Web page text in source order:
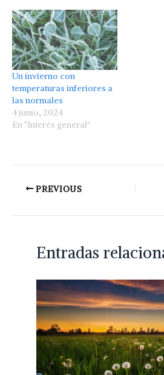
Un invierno con
temperaturas inferiores a
las normales
4 junio, 2024
En "Interés general"
PREVIOUS
Entradas